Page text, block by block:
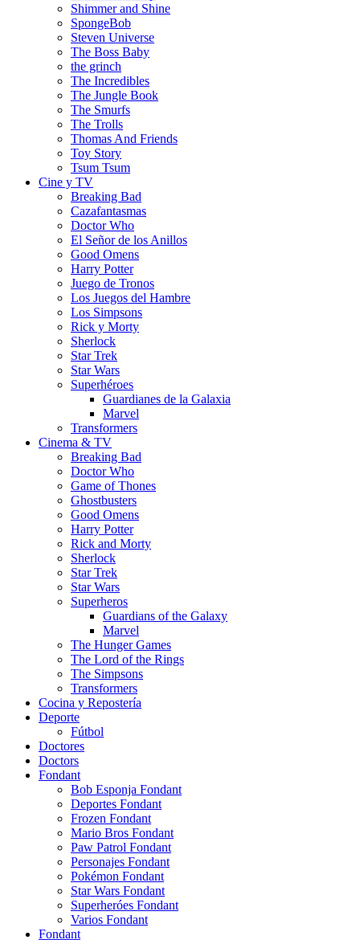
Shimmer and Shine
SpongeBob
Steven Universe
The Boss Baby
the grinch
The Incredibles
The Jungle Book
The Smurfs
The Trolls
Thomas And Friends
Toy Story
Tsum Tsum
Cine y TV
Breaking Bad
Cazafantasmas
Doctor Who
El Señor de los Anillos
Good Omens
Harry Potter
Juego de Tronos
Los Juegos del Hambre
Los Simpsons
Rick y Morty
Sherlock
Star Trek
Star Wars
Superhéroes
Guardianes de la Galaxia
Marvel
Transformers
Cinema & TV
Breaking Bad
Doctor Who
Game of Thones
Ghostbusters
Good Omens
Harry Potter
Rick and Morty
Sherlock
Star Trek
Star Wars
Superheros
Guardians of the Galaxy
Marvel
The Hunger Games
The Lord of the Rings
The Simpsons
Transformers
Cocina y Repostería
Deporte
Fútbol
Doctores
Doctors
Fondant
Bob Esponja Fondant
Deportes Fondant
Frozen Fondant
Mario Bros Fondant
Paw Patrol Fondant
Personajes Fondant
Pokémon Fondant
Star Wars Fondant
Superheróes Fondant
Varios Fondant
Fondant